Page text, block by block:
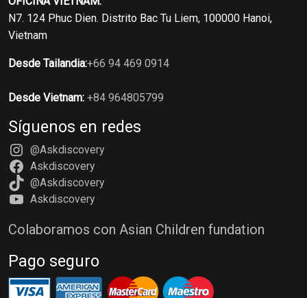
N7. 124 Phuc Dien. Distrito Bac Tu Liem, 100000 Hanoi,
Vietnam
Desde Tailandia:+66 94 469 0914
Desde Vietnam: +84 964805799
Síguenos en redes
@Askdiscovery
Askdiscovery
@Askdiscovery
Askdiscovery
Colaboramos con Asian Children fundation
Pago seguro